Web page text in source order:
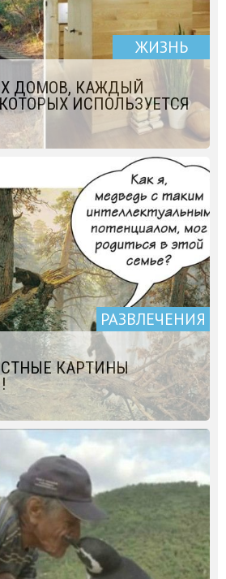
ЖИЗНЬ
ДОМОВ, КАЖДЫЙ
ИСПОЛЬЗУЕТСЯ
РАЗВЛЕЧЕНИЯ
КАРТИНЫ